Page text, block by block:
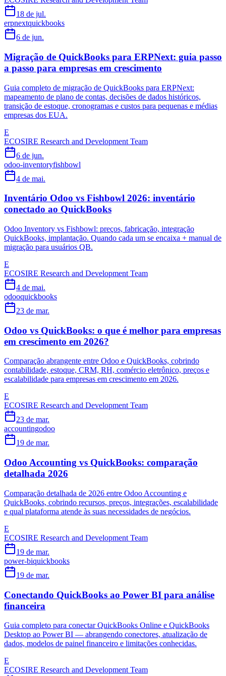
18 de jul.
erpnextquickbooks
6 de jun.
Migração de QuickBooks para ERPNext: guia passo
a passo para empresas em crescimento
Guia completo de migração de QuickBooks para ERPNext:
mapeamento de plano de contas, decisões de dados históricos,
transição de estoque, cronogramas e custos para pequenas e médias
empresas dos EUA.
E
ECOSIRE Research and Development Team
6 de jun.
odoo-inventoryfishbowl
4 de mai.
Inventário Odoo vs Fishbowl 2026: inventário
conectado ao QuickBooks
Odoo Inventory vs Fishbowl: preços, fabricação, integração
QuickBooks, implantação. Quando cada um se encaixa + manual de
migração para usuários QB.
E
ECOSIRE Research and Development Team
4 de mai.
odooquickbooks
23 de mar.
Odoo vs QuickBooks: o que é melhor para empresas
em crescimento em 2026?
Comparação abrangente entre Odoo e QuickBooks, cobrindo
contabilidade, estoque, CRM, RH, comércio eletrônico, preços e
escalabilidade para empresas em crescimento em 2026.
E
ECOSIRE Research and Development Team
23 de mar.
accountingodoo
19 de mar.
Odoo Accounting vs QuickBooks: comparação
detalhada 2026
Comparação detalhada de 2026 entre Odoo Accounting e
QuickBooks, cobrindo recursos, preços, integrações, escalabilidade
e qual plataforma atende às suas necessidades de negócios.
E
ECOSIRE Research and Development Team
19 de mar.
power-biquickbooks
19 de mar.
Conectando QuickBooks ao Power BI para análise
financeira
Guia completo para conectar QuickBooks Online e QuickBooks
Desktop ao Power BI — abrangendo conectores, atualização de
dados, modelos de painel financeiro e limitações conhecidas.
E
ECOSIRE Research and Development Team